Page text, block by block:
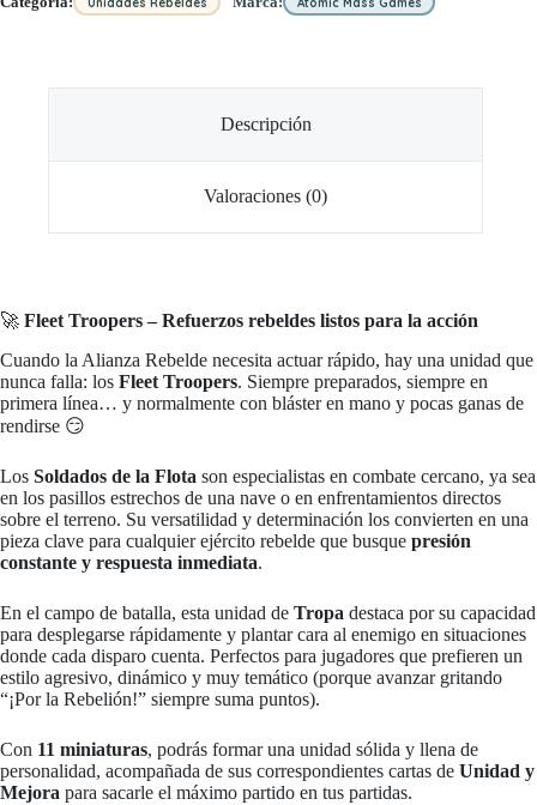
Descripción
Valoraciones (0)
🚀 Fleet Troopers – Refuerzos rebeldes listos para la acción
Cuando la Alianza Rebelde necesita actuar rápido, hay una unidad que
nunca falla: los Fleet Troopers. Siempre preparados, siempre en
primera línea… y normalmente con bláster en mano y pocas ganas de
rendirse 😏
Los Soldados de la Flota son especialistas en combate cercano, ya sea
en los pasillos estrechos de una nave o en enfrentamientos directos
sobre el terreno. Su versatilidad y determinación los convierten en una
pieza clave para cualquier ejército rebelde que busque presión
constante y respuesta inmediata.
En el campo de batalla, esta unidad de Tropa destaca por su capacidad
para desplegarse rápidamente y plantar cara al enemigo en situaciones
donde cada disparo cuenta. Perfectos para jugadores que prefieren un
estilo agresivo, dinámico y muy temático (porque avanzar gritando
“¡Por la Rebelión!” siempre suma puntos).
Con 11 miniaturas, podrás formar una unidad sólida y llena de
personalidad, acompañada de sus correspondientes cartas de Unidad y
Mejora para sacarle el máximo partido en tus partidas.